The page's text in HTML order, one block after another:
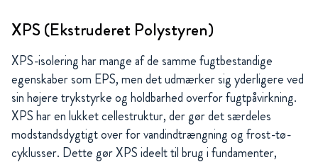
XPS (Ekstruderet Polystyren)
XPS-isolering har mange af de samme fugtbestandige
egenskaber som EPS, men det udmærker sig yderligere ved
sin højere trykstyrke og holdbarhed overfor fugtpåvirkning.
XPS har en lukket cellestruktur, der gør det særdeles
modstandsdygtigt over for vandindtrængning og frost-tø-
cyklusser. Dette gør XPS ideelt til brug i fundamenter,